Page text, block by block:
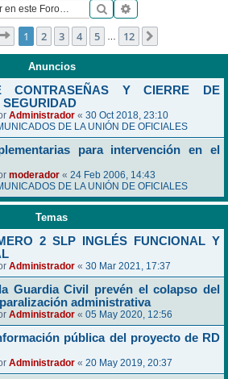
Buscar
Página de 12
1 2 3 4 5 … 12
Anuncios
CONTRASEÑAS Y CIERRE DE
SEGURIDAD
Administrador « 30 Oct 2018, 23:10
DE LA UNIÓN DE OFICIALES
para intervención en el
moderador « 24 Feb 2006, 14:43
DE LA UNIÓN DE OFICIALES
Temas
2 SLP INGLÉS FUNCIONAL Y
Administrador « 30 Mar 2021, 17:37
Guardia Civil prevén el colapso del
administrativa
Administrador « 05 May 2020, 12:56
pública del proyecto de RD
Administrador « 20 May 2019, 20:37